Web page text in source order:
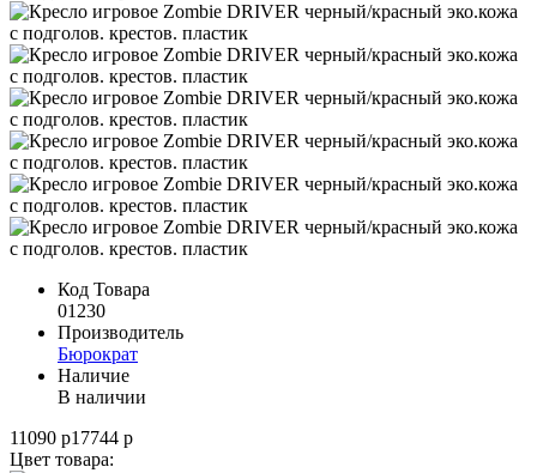
Код Товара
01230
Производитель
Бюрократ
Наличие
В наличии
11090 р17744 р
Цвет товара: